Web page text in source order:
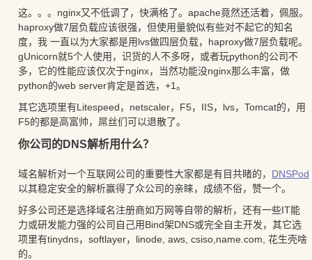
这。。。nginx又不低调了，快满格了。apache竟然还活着，佩服。
haproxy做7层负载应该很强，但使用量貌似有些对不起它的知名
度，我 一直以为大家都是用lvs做四层负载，haproxy做7层负载呢。
gUnicorn就5个人使用，识货的人不多呀，或者玩python的公司不
多，它的性能应该仅次于nginx，当然功能没nginx那么丰富，做
python的web server肯定是首选，+1。
其它选项里有Litespeed，netscaler，F5，IIS，lvs，Tomcat的，用
F5的都是高富帅，屌丝们可以退散了。
你公司的DNS解析用什么？
域名解析对一个互联网公司的重要性大家都是有目共睹的， DNSPod
以其稳定安全的解析赢得了众公司的亲睐，成绩不俗，赞一个。
好多公司还是选择域名注册商如万网等自带的解析，还有一些IT能
力或研发能力强的公司自己用Bind架DNS或完全自主开发，其它选
项里有tinydns，softlayer，linode, aws, csiso,name.com, 花生壳啥
的。